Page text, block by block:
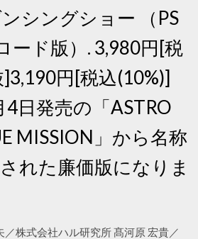
シングショー （PS
ード版）. 3,980円[税
円[税込(10%)]
日発売の「ASTRO
MISSION」から名称
れた廉価版になりま
株式会社ハル研究所 髙河原 宏貴／